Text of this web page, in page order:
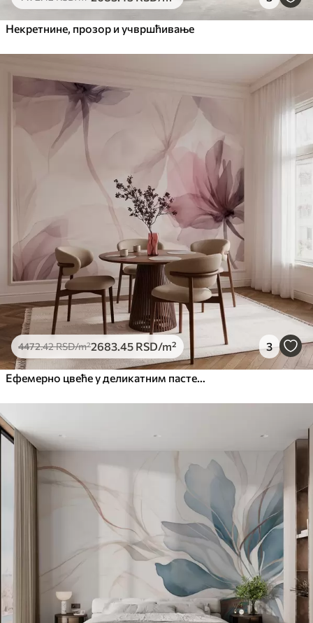
Некретнине, прозор и учвршћивање
4472.42RSD/m²2683 .45 RSD/m² 3